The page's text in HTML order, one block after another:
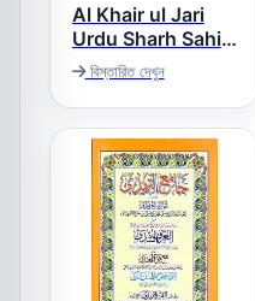
Al Khair ul Jari
Urdu Sharh Sahih
ul Bukhari الخیر
الجاری اردو شرح
صحیح البخاری
বিস্তারিত দেখুন